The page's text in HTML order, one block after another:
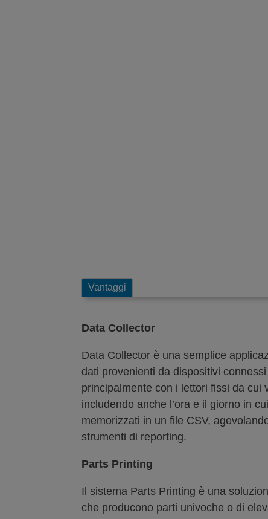
Vantaggi
Data Collector
Data Collector è una semplice
dati provenienti da dispositivi
principalmente con i lettori fissi da cui
includendo anche l’ora e il giorno in
memorizzati in un file CSV,
strumenti di reporting.
Parts Printing
Il sistema Parts Printing è una
che producono parti univoche o di